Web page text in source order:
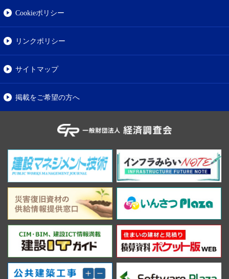
Cookieポリシー
リンクポリシー
サイトマップ
掲載をご希望の方へ